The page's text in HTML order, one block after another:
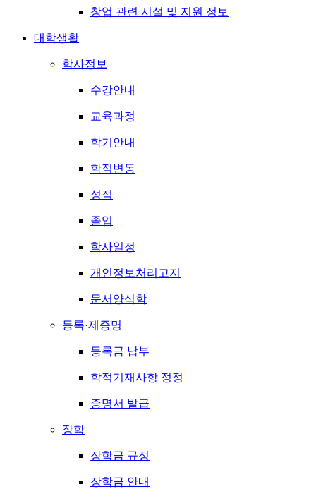
창업 관련 시설 및 지원 정보
대학생활
학사정보
수강안내
교육과정
학기안내
학적변동
성적
졸업
학사일정
개인정보처리고지
문서양식함
등록·제증명
등록금 납부
학적기재사항 정정
증명서 발급
장학
장학금 규정
장학금 안내